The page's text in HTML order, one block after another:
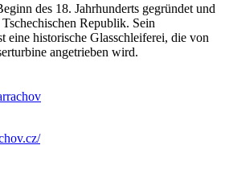
des 18. Jahrhunderts gegründet und
Republik. Sein
eine historische Glasschleiferei, die von
angetrieben wird.